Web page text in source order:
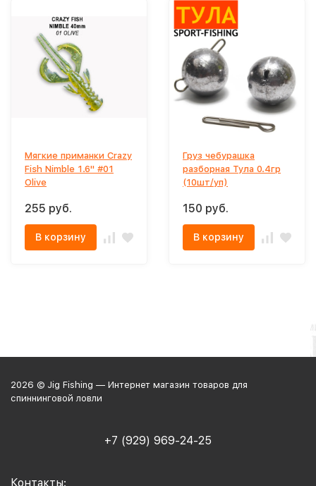
Мягкие приманки Crazy
Fish Nimble 1.6" #01
Olive
255 руб.
В корзину
Груз чебурашка
разборная Тула 0.4гр
(10шт/уп)
150 руб.
В корзину
2026 © Jig Fishing — Интернет магазин товаров для
спиннинговой ловли
+7 (929) 969-24-25
Контакты: